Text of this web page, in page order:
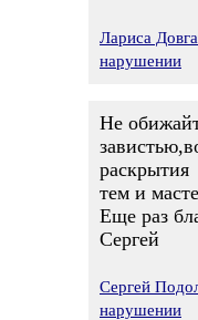
Лариса
нарушении
Не
раскрытия
тем и
Еще раз
Сергей
Сергей
нарушении